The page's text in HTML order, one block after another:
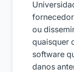
ou
quaisquer
software
danos